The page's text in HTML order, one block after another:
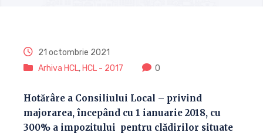
21 octombrie 2021
Arhiva HCL, HCL - 2017 0
Hotărâre a Consiliului Local – privind
majorarea, începând cu 1 ianuarie 2018, cu
300% a impozitului pentru clădirilor situate